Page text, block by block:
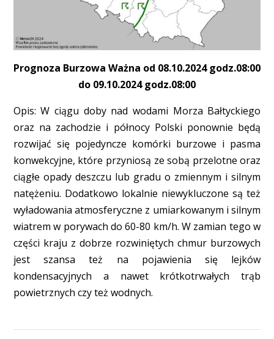
Prognoza Burzowa Ważna od 08.10.2024 godz.08:00
do 09.10.2024 godz.08:00
Opis: W ciągu doby nad wodami Morza Bałtyckiego
oraz na zachodzie i północy Polski ponownie będą
rozwijać się pojedyncze komórki burzowe i pasma
konwekcyjne, które przyniosą ze sobą przelotne oraz
ciągłe opady deszczu lub gradu o zmiennym i silnym
natężeniu. Dodatkowo lokalnie niewykluczone są też
wyładowania atmosferyczne z umiarkowanym i silnym
wiatrem w porywach do 60-80 km/h. W zamian tego w
części kraju z dobrze rozwiniętych chmur burzowych
jest szansa też na pojawienia się lejków
kondensacyjnych a nawet krótkotrwałych trąb
powietrznych czy też wodnych.